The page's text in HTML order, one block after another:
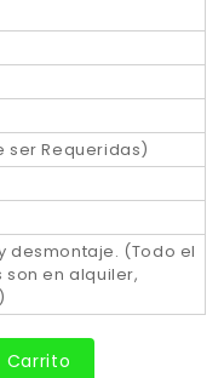
ser Requeridas)
desmontaje. (Todo el
en alquiler,
Carrito